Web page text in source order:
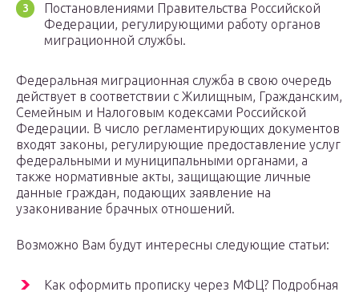
Постановлениями Правительства Российской
Федерации, регулирующими работу органов
миграционной службы.
Федеральная миграционная служба в свою очередь
действует в соответствии с Жилищным, Гражданским,
Семейным и Налоговым кодексами Российской
Федерации. В число регламентирующих документов
входят законы, регулирующие предоставление услуг
федеральными и муниципальными органами, а
также нормативные акты, защищающие личные
данные граждан, подающих заявление на
узаконивание брачных отношений.
Возможно Вам будут интересны следующие статьи:
Как оформить прописку через МФЦ? Подробная